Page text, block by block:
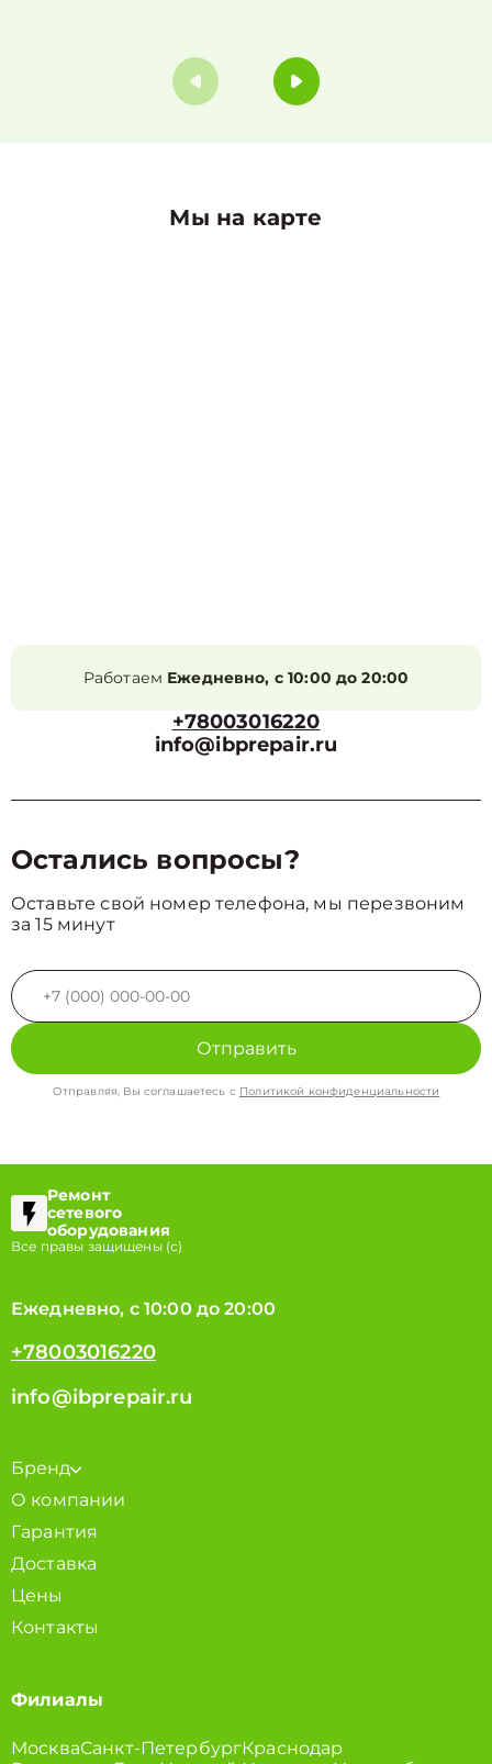
Мы на карте
Работаем Ежедневно, с 10:00 до 20:00
+78003016220
info@ibprepair.ru
Остались вопросы?
Оставьте свой номер телефона, мы перезвоним
за 15 минут
Отправить
Отправляя, Вы соглашаетесь с Политикой конфиденциальности
Ремонт
сетевого
оборудования
Все правы защищены (с)
Ежедневно, с 10:00 до 20:00
+78003016220
info@ibprepair.ru
Бренд
О компании
Гарантия
Доставка
Цены
Контакты
Филиалы
МоскваСанкт-ПетербургКраснодар